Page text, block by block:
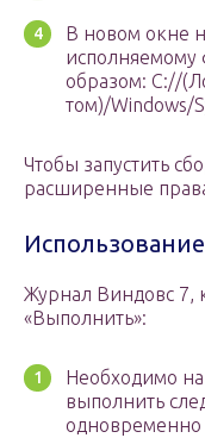
В новом окне
исполняемому
образом: C://
том)/Windows/
Чтобы запустить
расширенные
Журнал Виндовс 7,
«Выполнить»:
Необходимо
выполнить
одновременно